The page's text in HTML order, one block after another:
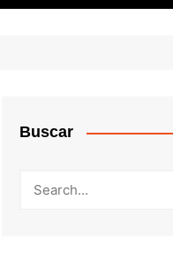
Buscar